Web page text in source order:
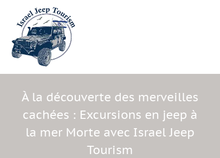
À la découverte des merveilles
cachées : Excursions en jeep à
la mer Morte avec Israel Jeep
Tourism